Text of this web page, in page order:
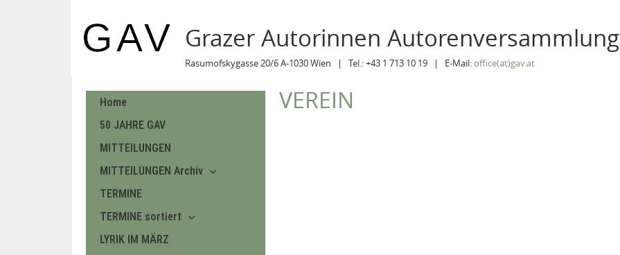
Grazer Autorinnen Autorenversammlung
Rasumofskygasse 20/6 A-1030 Wien | Tel.: +43 1 713 10 19 | E-Mail:office(at)gav.at
Home
50 JAHRE GAV
MITTEILUNGEN
MITTEILUNGEN Archiv
TERMINE
TERMINE sortiert
LYRIK IM MÄRZ
VEREIN